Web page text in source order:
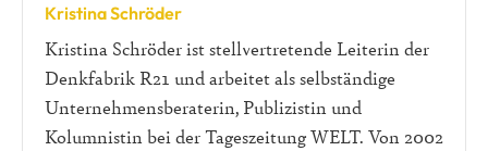
Kristina Schröder
Kristina Schröder ist stellvertretende Leiterin der
Denkfabrik R21 und arbeitet als selbständige
Unternehmensberaterin, Publizistin und
Kolumnistin bei der Tageszeitung WELT. Von 2002